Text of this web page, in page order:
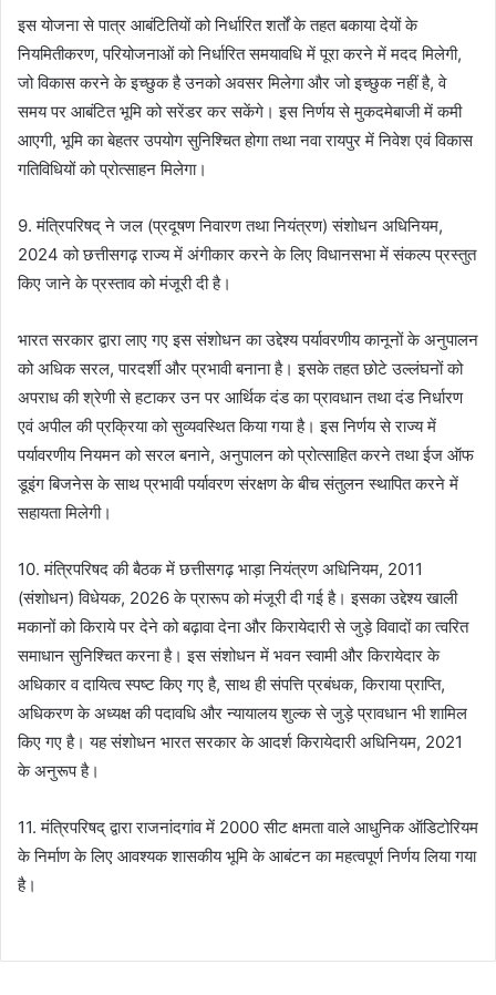
इस योजना से पात्र आबंटितियों को निर्धारित शर्तों के तहत बकाया देयों के
नियमितीकरण, परियोजनाओं को निर्धारित समयावधि में पूरा करने में मदद मिलेगी,
जो विकास करने के इच्छुक है उनको अवसर मिलेगा और जो इच्छुक नहीं है, वे
समय पर आबंटित भूमि को सरेंडर कर सकेंगे। इस निर्णय से मुकदमेबाजी में कमी
आएगी, भूमि का बेहतर उपयोग सुनिश्चित होगा तथा नवा रायपुर में निवेश एवं विकास
गतिविधियों को प्रोत्साहन मिलेगा।
9. मंत्रिपरिषद् ने जल (प्रदूषण निवारण तथा नियंत्रण) संशोधन अधिनियम,
2024 को छत्तीसगढ़ राज्य में अंगीकार करने के लिए विधानसभा में संकल्प प्रस्तुत
किए जाने के प्रस्ताव को मंजूरी दी है।
भारत सरकार द्वारा लाए गए इस संशोधन का उद्देश्य पर्यावरणीय कानूनों के अनुपालन
को अधिक सरल, पारदर्शी और प्रभावी बनाना है। इसके तहत छोटे उल्लंघनों को
अपराध की श्रेणी से हटाकर उन पर आर्थिक दंड का प्रावधान तथा दंड निर्धारण
एवं अपील की प्रक्रिया को सुव्यवस्थित किया गया है। इस निर्णय से राज्य में
पर्यावरणीय नियमन को सरल बनाने, अनुपालन को प्रोत्साहित करने तथा ईज ऑफ
डूइंग बिजनेस के साथ प्रभावी पर्यावरण संरक्षण के बीच संतुलन स्थापित करने में
सहायता मिलेगी।
10. मंत्रिपरिषद की बैठक में छत्तीसगढ़ भाड़ा नियंत्रण अधिनियम, 2011
(संशोधन) विधेयक, 2026 के प्रारूप को मंजूरी दी गई है। इसका उद्देश्य खाली
मकानों को किराये पर देने को बढ़ावा देना और किरायेदारी से जुड़े विवादों का त्वरित
समाधान सुनिश्चित करना है। इस संशोधन में भवन स्वामी और किरायेदार के
अधिकार व दायित्व स्पष्ट किए गए है, साथ ही संपत्ति प्रबंधक, किराया प्राप्ति,
अधिकरण के अध्यक्ष की पदावधि और न्यायालय शुल्क से जुड़े प्रावधान भी शामिल
किए गए है। यह संशोधन भारत सरकार के आदर्श किरायेदारी अधिनियम, 2021
के अनुरूप है।
11. मंत्रिपरिषद् द्वारा राजनांदगांव में 2000 सीट क्षमता वाले आधुनिक ऑडिटोरियम
के निर्माण के लिए आवश्यक शासकीय भूमि के आबंटन का महत्वपूर्ण निर्णय लिया गया
है।